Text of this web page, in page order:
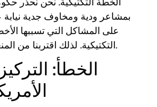
بمشاعر ودية ومخاوف جدية نيابة
على المشاكل التي تسببها
التكتيكية. لذلك اقتربنا من المنعطف الأخير عند المخرج.
الخطأ: